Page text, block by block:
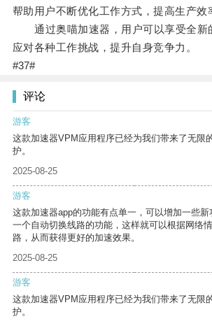
帮助用户不断优化工作方式，提高生产效
通过奥喵加速器，用户可以享受全新
应对各种工作挑战，提升自身竞争力。
#37#
评论
游客
这款加速器VPM应用程序已经为我们带来了无限
护。
2025-08-25
游客
这款加速器app的功能有点单一，可以增加一些
一个自动切换线路的功能，这样就可以根据网络
路，从而获得更好的加速效果。
2025-08-25
游客
这款加速器VPM应用程序已经为我们带来了无限
护。